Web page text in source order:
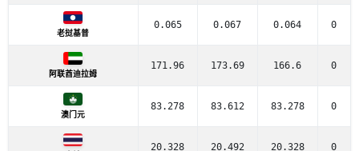
老挝基普
0.065 0.067 0.064 0
阿联酋迪拉姆
171.96 173.69 166.6 0
澳门元
83.278 83.612 83.278 0
20.328 20.492 20.328 0